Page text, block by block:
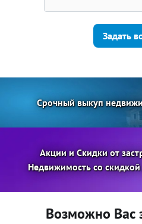
Задать
Срочный выкуп
Акции и Скидки от
Недвижимость со
Возможно Вас